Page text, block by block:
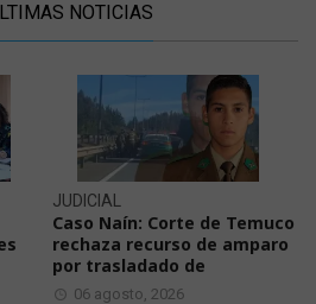
NOTICIAS
JUDICIAL
Caso Naín: Corte de Temuco
rechaza recurso de amparo
por trasladado de
06 agosto, 2026